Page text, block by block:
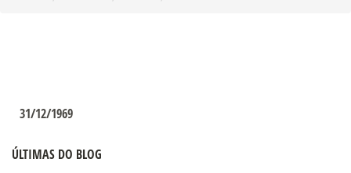
31/12/1969
ÚLTIMAS DO BLOG